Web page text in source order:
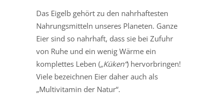
Das Eigelb gehört zu den nahrhaftesten
Nahrungsmitteln unseres Planeten. Ganze
Eier sind so nahrhaft, dass sie bei Zufuhr
von Ruhe und ein wenig Wärme ein
komplettes Leben („Küken“) hervorbringen!
Viele bezeichnen Eier daher auch als
„Multivitamin der Natur“.